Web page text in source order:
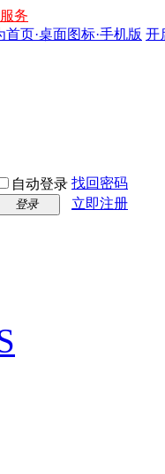
务
首页·桌面图标·手机版 开
自动登录 找回密码
登录 立即注册